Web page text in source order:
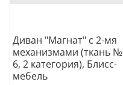
Диван "Магнат" с 2-мя
механизмами (ткань №
6, 2 категория), Блисс-
мебель